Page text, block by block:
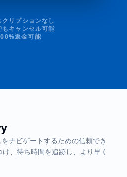
クリプションなし
もキャンセル可能
返金可能
ナビゲートするための信頼でき
、待ち時間を追跡し、より早く